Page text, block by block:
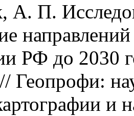
А. П.
РФ до
Геопрофи: